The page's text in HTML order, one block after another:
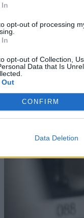
opt-out of processing
opt-out of Collection,
Data that Is
CONFIRM
Data Deletion